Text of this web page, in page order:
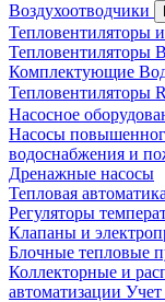
Воздухоотводчики
Тепловентиляторы
Тепловентиляторы
Комплектующие
Тепловентиляторы
Насосное
Насосы
водоснабжения и
Дренажные насосы
Тепловая
Регуляторы
Клапаны и
Блочные тепловые
Коллекторные и
автоматизации Учет